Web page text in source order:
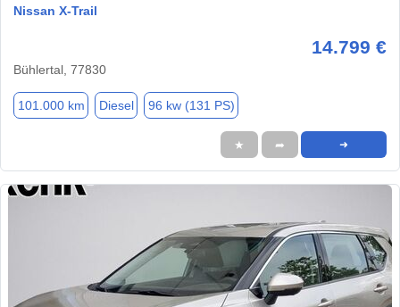
Nissan X-Trail
14.799 €
Bühlertal, 77830
101.000 km Diesel 96 kw (131 PS)
★ ➦ ➜